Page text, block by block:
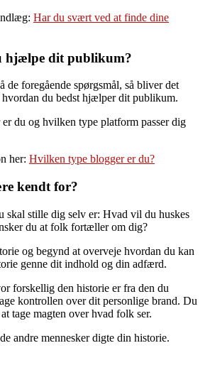
Har du svært ved at finde dine
hjælpe dit publikum?
de foregående spørgsmål, så bliver det
du bedst hjælper dit publikum.
du og hvilken type platform passer dig
her: Hvilken type blogger er du?
kendt for?
skal stille dig selv er: Hvad vil du huskes
du at folk fortæller om dig?
og begynd at overveje hvordan du kan
genne dit indhold og din adfærd.
forskellig den historie er fra den du
kontrollen over dit personlige brand. Du
tage magten over hvad folk ser.
andre mennesker digte din historie.